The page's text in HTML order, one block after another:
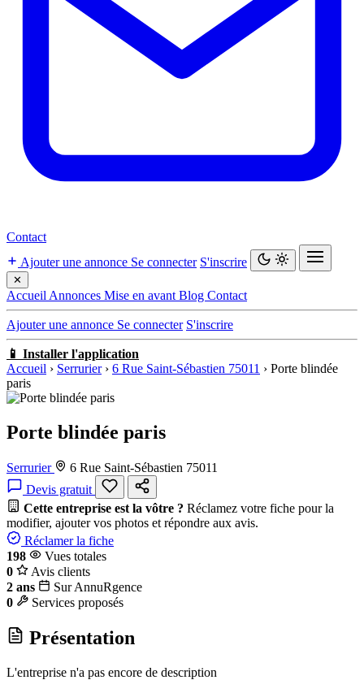
Contact
Ajouter une annonce Se connecter S'inscrire
✕
Accueil Annonces Mise en avant Blog Contact
Ajouter une annonce Se connecter S'inscrire
📱 Installer l'application
Accueil › Serrurier › 6 Rue Saint-Sébastien 75011 › Porte blindée
paris
Porte blindée paris
Serrurier
6 Rue Saint-Sébastien 75011
Devis gratuit
Cette entreprise est la vôtre ? Réclamez votre fiche pour la
modifier, ajouter vos photos et répondre aux avis.
Réclamer la fiche
198
Vues totales
0
Avis clients
2 ans
Sur AnnuRgence
0
Services proposés
Présentation
L'entreprise n'a pas encore de description